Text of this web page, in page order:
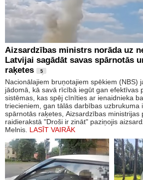
Aizsardzības ministrs norāda uz
Latvijai sagādāt savas spārnotās
raķetes
5
Nacionālajiem bruņotajiem spēkiem (NBS)
jādomā, kā savā rīcībā iegūt gan efektīvas
sistēmas, kas spēj cīnīties ar ienaidnieka
triecieniem, gan tālās darbības uzbrukuma
spārnotās raķetes, Aizsardzības ministrijas
raidierakstā "Droši ir zināt" paziņojis
Melnis. LASĪT VAIRĀK